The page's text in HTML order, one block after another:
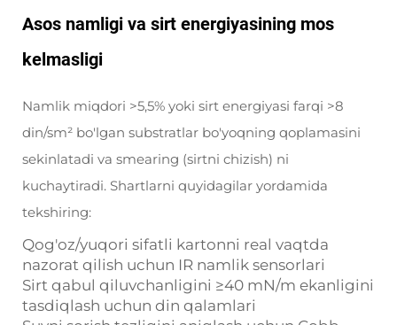
Asos namligi va sirt energiyasining mos
kelmasligi
Namlik miqdori >5,5% yoki sirt energiyasi farqi >8
din/sm² bo'lgan substratlar bo'yoqning qoplamasini
sekinlatadi va smearing (sirtni chizish) ni
kuchaytiradi. Shartlarni quyidagilar yordamida
tekshiring:
Qog'oz/yuqori sifatli kartonni real vaqtda
nazorat qilish uchun IR namlik sensorlari
Sirt qabul qiluvchanligini ≥40 mN/m ekanligini
tasdiqlash uchun din qalamlari